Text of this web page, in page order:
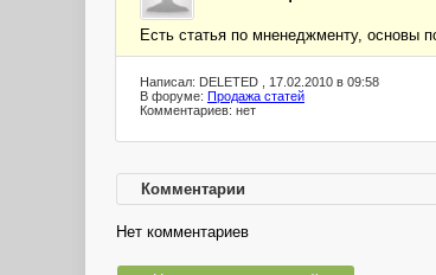
Есть статья по мненеджменту,
Написал: DELETED , 17.02.2010 в 09:58
В форуме: Продажа статей
Комментариев: нет
Комментарии
Нет комментариев